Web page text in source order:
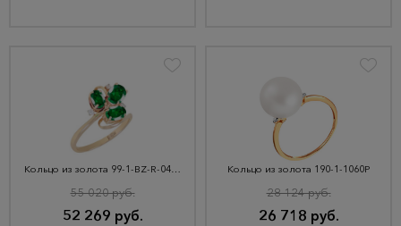
Кольцо из золота 99-1-BZ-R-045040
52 269 руб.
55 020 руб.
Кольцо из золота 190-1-1060Р
26 718 руб.
28 124 руб.